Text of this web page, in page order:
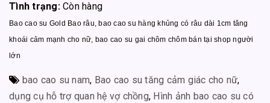
Tình trạng: Còn hàng
Bao cao su Gold Bao râu, bao cao su hàng khủng có râu dài 1cm tăng
khoái cảm mạnh cho nữ, bao cao su gai chôm chôm bán tại shop người
lớn
bao cao su nam, Bao cao su tăng cảm giác cho nữ,
dụng cụ hỗ trợ quan hệ vợ chồng, Hình ảnh bao cao su có